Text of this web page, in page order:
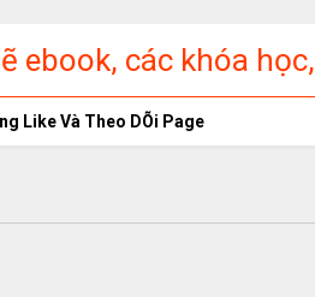
ebook, các khóa học,
phí
Like Và Theo DÕi Page